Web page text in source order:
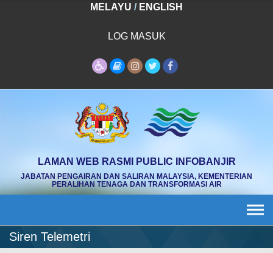
MELAYU / ENGLISH
LOG MASUK
LAMAN WEB RASMI PUBLIC INFOBANJIR
JABATAN PENGAIRAN DAN SALIRAN MALAYSIA, KEMENTERIAN
PERALIHAN TENAGA DAN TRANSFORMASI AIR
Siren Telemetri